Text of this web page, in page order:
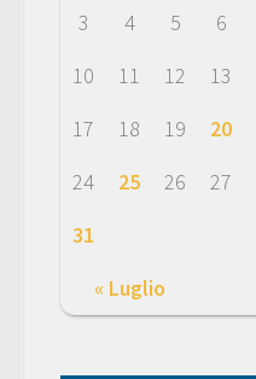
« Luglio
3
4 5 6
10
11 12 13
17
18 19 20
24
25 26 27
31